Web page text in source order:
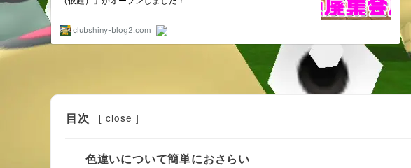
目次 [ close ]
色違いについて簡単におさらい